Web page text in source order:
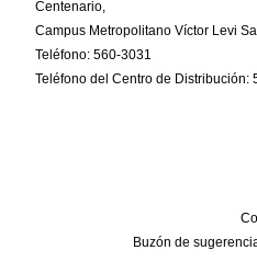
Centenario,
Campus Metropolitano Víctor Levi
Teléfono: 560-3031
Teléfono del Centro de Distribución:
Buzón de